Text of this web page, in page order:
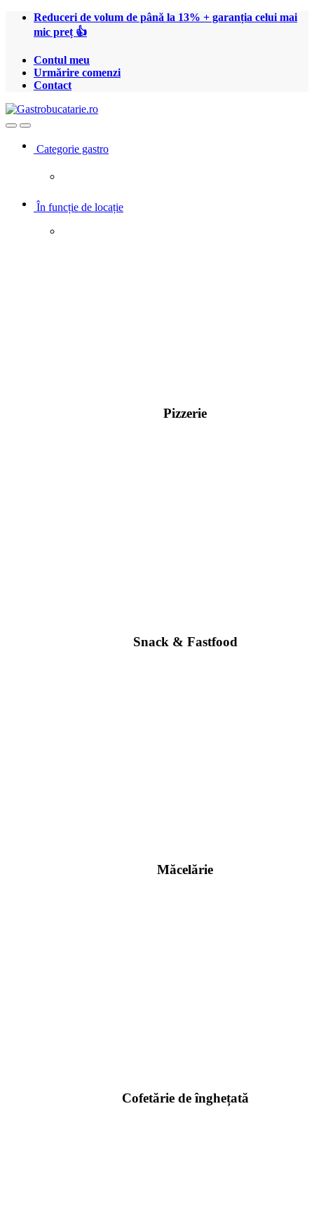
Treci
Treci
Reduceri de volum de până la 13% + garanția celui mai
mic preț 👍
Contul meu
Urmărire comenzi
Contact
OpenClose
Categorie gastro
În funcție de locație
Pizzerie
Snack & Fastfood
Măcelărie
Cofetărie de înghețată